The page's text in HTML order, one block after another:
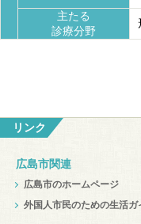
主たる
診療分野
リンク
広島市関連
広島市のホームページ
外国人市民のための生活ガ